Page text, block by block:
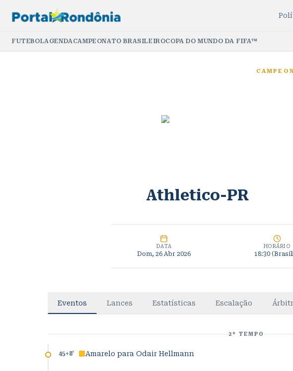
FUTEBOLAGENDACAMPEONATO BRASILEIROCOPA DO MUNDO DA FIFA™
Athletico-PR
DATA
Dom, 26 Abr 2026
HORÁRIO
18:30
Eventos Lances Estatísticas Escalação
2º TEMPO
45+8' Amarelo para Odair Hellmann